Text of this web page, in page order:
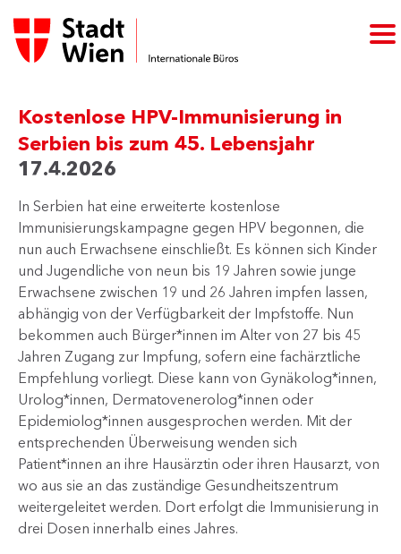
Kostenlose HPV-Immunisierung in
Serbien bis zum 45. Lebensjahr
17.4.2026
In Serbien hat eine erweiterte kostenlose
Immunisierungskampagne gegen HPV begonnen, die
nun auch Erwachsene einschließt. Es können sich Kinder
und Jugendliche von neun bis 19 Jahren sowie junge
Erwachsene zwischen 19 und 26 Jahren impfen lassen,
abhängig von der Verfügbarkeit der Impfstoffe. Nun
bekommen auch Bürger*innen im Alter von 27 bis 45
Jahren Zugang zur Impfung, sofern eine fachärztliche
Empfehlung vorliegt. Diese kann von Gynäkolog*innen,
Urolog*innen, Dermatovenerolog*innen oder
Epidemiolog*innen ausgesprochen werden. Mit der
entsprechenden Überweisung wenden sich
Patient*innen an ihre Hausärztin oder ihren Hausarzt, von
wo aus sie an das zuständige Gesundheitszentrum
weitergeleitet werden. Dort erfolgt die Immunisierung in
drei Dosen innerhalb eines Jahres.​